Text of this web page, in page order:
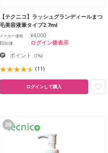
【テクニコ】ラッシュグランディールまつ
毛美容液筆タイプ2.7ml
メーカー価格 ¥4,000
EG卸価 ログイン後表示
ポイント :(1%)
(11)
ログインして購入
20